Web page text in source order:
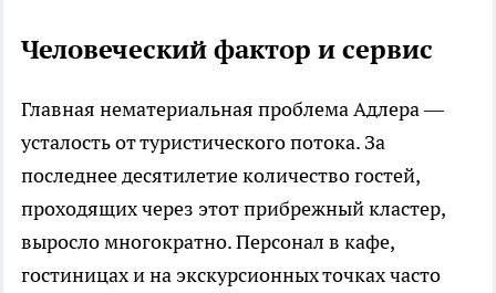
Человеческий фактор и сервис
Главная нематериальная проблема Адлера —
усталость от туристического потока. За
последнее десятилетие количество гостей,
проходящих через этот прибрежный кластер,
выросло многократно. Персонал в кафе,
гостиницах и на экскурсионных точках часто